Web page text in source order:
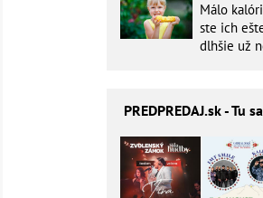
Málo
ste ich
dlhšie už
PREDPREDAJ.sk - Tu